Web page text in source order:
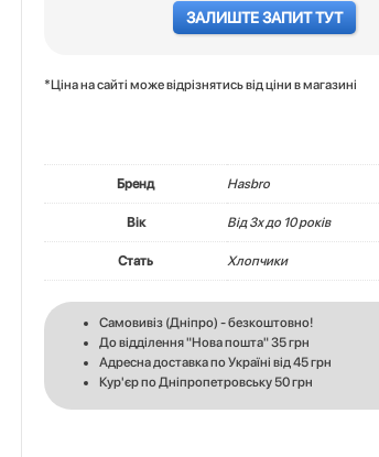
ЗАЛИШТЕ ЗАПИТ ТУТ
*Ціна на сайті може відрізнятись від ціни в магазині
Бренд Hasbro
Вік Вiд 3х до 10 років
Стать Хлопчики
Самовивіз (Дніпро) - безкоштовно!
До відділення "Нова пошта" 35 грн
Адресна доставка по Україні від 45 грн
Кур'єр по Дніпропетровську 50 грн